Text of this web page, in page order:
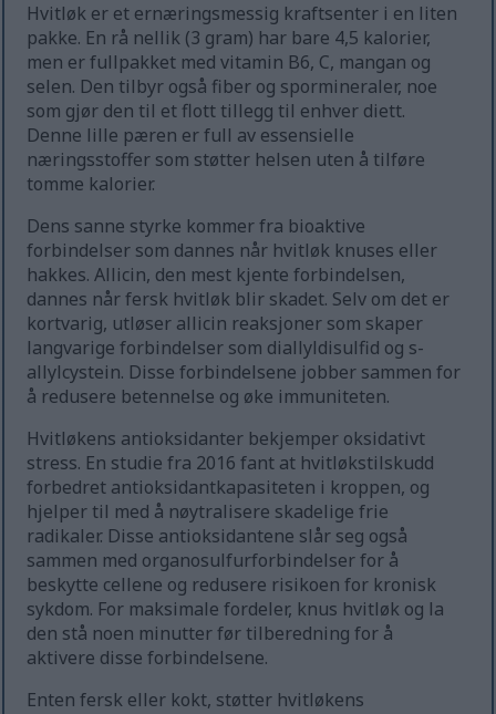
Hvitløk er et ernæringsmessig kraftsenter i en liten
pakke. En rå nellik (3 gram) har bare 4,5 kalorier,
men er fullpakket med vitamin B6, C, mangan og
selen. Den tilbyr også fiber og spormineraler, noe
som gjør den til et flott tillegg til enhver diett.
Denne lille pæren er full av essensielle
næringsstoffer som støtter helsen uten å tilføre
tomme kalorier.
Dens sanne styrke kommer fra bioaktive
forbindelser som dannes når hvitløk knuses eller
hakkes. Allicin, den mest kjente forbindelsen,
dannes når fersk hvitløk blir skadet. Selv om det er
kortvarig, utløser allicin reaksjoner som skaper
langvarige forbindelser som diallyldisulfid og s-
allylcystein. Disse forbindelsene jobber sammen for
å redusere betennelse og øke immuniteten.
Hvitløkens antioksidanter bekjemper oksidativt
stress. En studie fra 2016 fant at hvitløkstilskudd
forbedret antioksidantkapasiteten i kroppen, og
hjelper til med å nøytralisere skadelige frie
radikaler. Disse antioksidantene slår seg også
sammen med organosulfurforbindelser for å
beskytte cellene og redusere risikoen for kronisk
sykdom. For maksimale fordeler, knus hvitløk og la
den stå noen minutter før tilberedning for å
aktivere disse forbindelsene.
Enten fersk eller kokt, støtter hvitløkens